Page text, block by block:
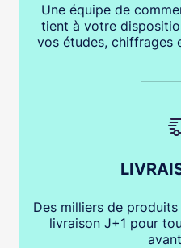
Une équipe de
tient à votre
vos études, chiffrages
Des milliers de
livraison J+1 pour